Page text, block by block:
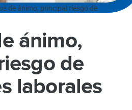
de ánimo, principal riesgo de
ánimo,
de
laborales